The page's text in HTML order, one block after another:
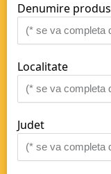
Denumire produs
Localitate
Judet